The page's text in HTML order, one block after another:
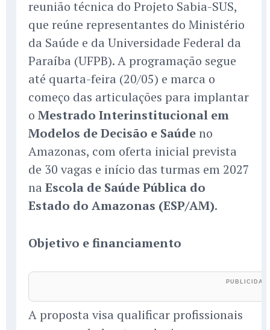
reunião técnica do Projeto Sabia-SUS,
que reúne representantes do Ministério
da Saúde e da Universidade Federal da
Paraíba (UFPB). A programação segue
até quarta-feira (20/05) e marca o
começo das articulações para implantar
o Mestrado Interinstitucional em
Modelos de Decisão e Saúdeno
Amazonas, com oferta inicial prevista
de 30 vagas e início das turmas em 2027
na Escola de Saúde Pública do
Estado do Amazonas (ESP/AM).
Objetivo e financiamento
A proposta visa qualificar profissionais